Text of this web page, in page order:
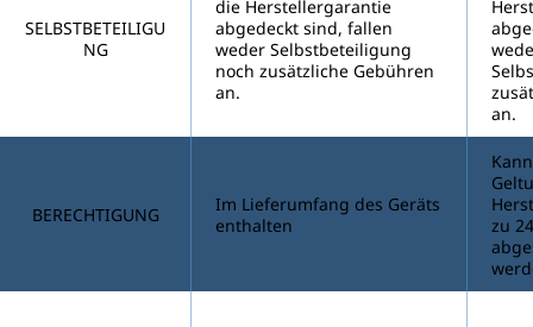
SELBSTBETEILIGU
NG
die Herstellergarantie
abgedeckt sind, fallen
weder Selbstbeteiligung
noch zusätzliche Gebühren
an.
an.
BERECHTIGUNG
Im Lieferumfang des Geräts
enthalten
zu